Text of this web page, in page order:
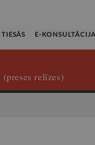
TIESĀS E-
relīzes)